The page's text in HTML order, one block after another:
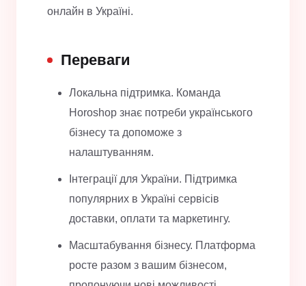
онлайн в Україні.
Переваги
Локальна підтримка. Команда
Horoshop знає потреби українського
бізнесу та допоможе з
налаштуванням.
Інтеграції для України. Підтримка
популярних в Україні сервісів
доставки, оплати та маркетингу.
Масштабування бізнесу. Платформа
росте разом з вашим бізнесом,